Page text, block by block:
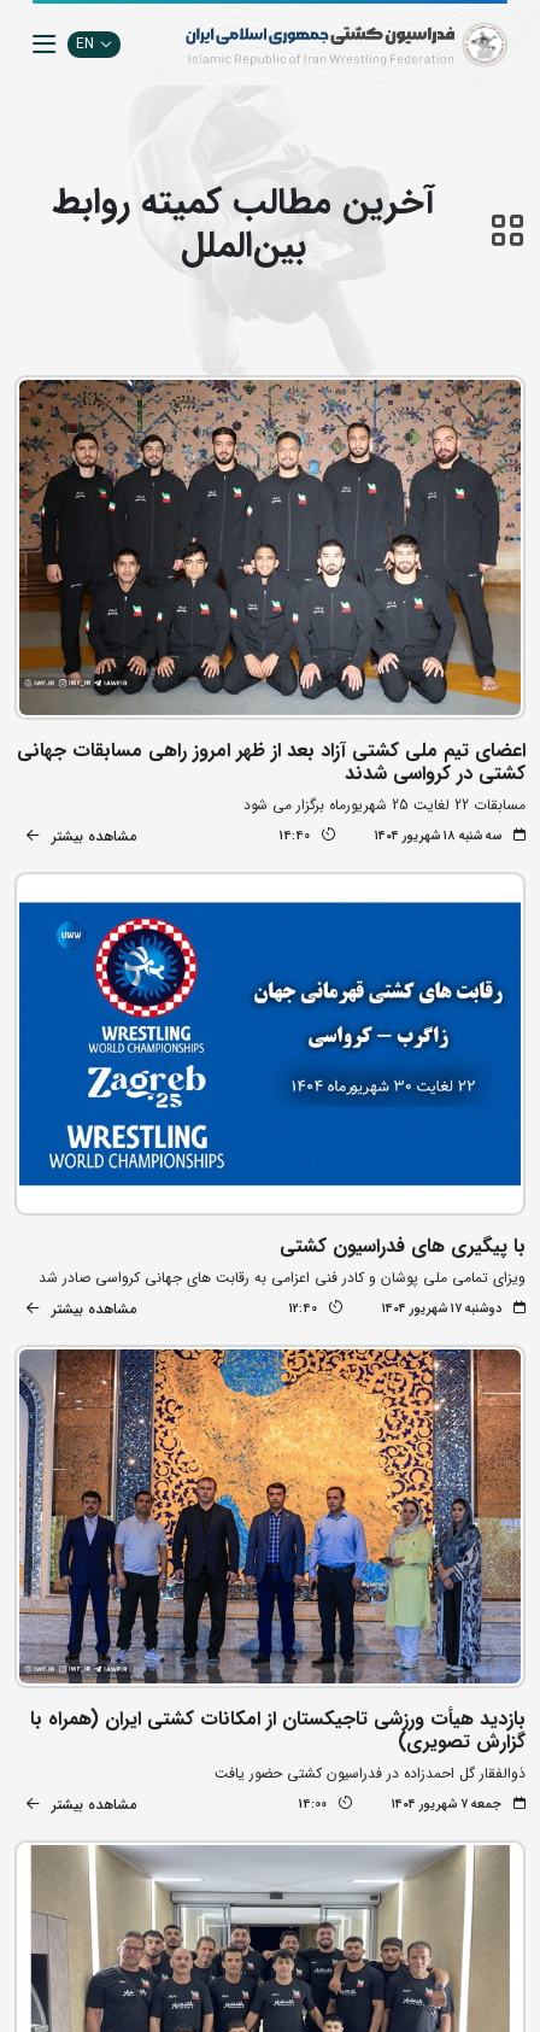
EN
آخرین مطالب كميته روابط
بين‌الملل
اعضای تیم ملی کشتی آزاد بعد از ظهر امروز راهی مسابقات جهانی
کشتی در کرواسی شدند
مسابقات 22 لغایت 25 شهریورماه برگزار می شود
سه شنبه ۱۸ شهریور ۱۴۰۴ 14:40 مشاهده بیشتر
با پیگیری های فدراسیون کشتی
ویزای تمامی ملی پوشان و کادر فنی اعزامی به رقابت های جهانی کرواسی صادر شد
دوشنبه ۱۷ شهریور ۱۴۰۴ 12:40 مشاهده بیشتر
بازدید هیأت ورزشی تاجیکستان از امکانات کشتی ایران (همراه با
گزارش تصویری)
ذوالفقار گل احمدزاده در فدراسیون کشتی حضور یافت
جمعه ۷ شهریور ۱۴۰۴ 14:00 مشاهده بیشتر